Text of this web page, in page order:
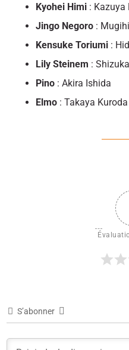
Kyohei Himi : Kazuya
Jingo Negoro :
Kensuke Toriumi :
Lily Steinem :
Pino : Akira Ishida
Elmo : Takaya Kuroda
S’abonner